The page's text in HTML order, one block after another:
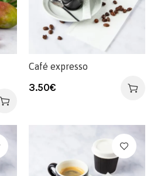
Café expresso
3.50€